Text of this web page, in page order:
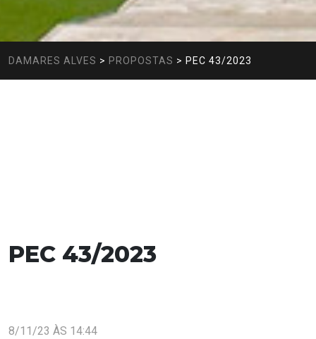
DAMARES ALVES > PROPOSTAS > PEC 43/2023
PEC 43/2023
8/11/23 ÀS 14:44